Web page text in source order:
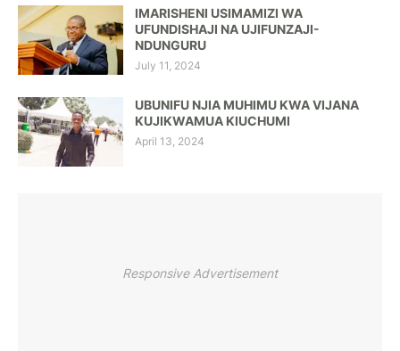
IMARISHENI USIMAMIZI WA
UFUNDISHAJI NA UJIFUNZAJI-
NDUNGURU
July 11, 2024
UBUNIFU NJIA MUHIMU KWA VIJANA
KUJIKWAMUA KIUCHUMI
April 13, 2024
Responsive Advertisement